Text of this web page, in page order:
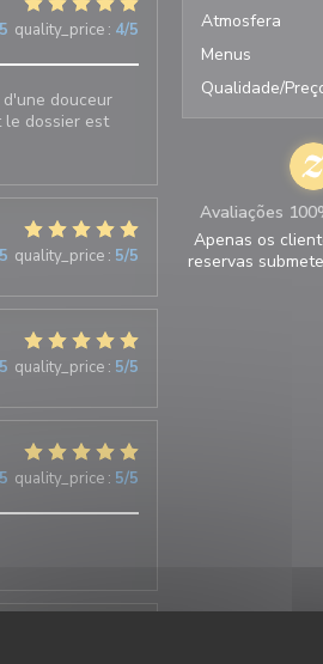
quality_price : 4/5
douceur
le dossier est
quality_price : 5/5
quality_price : 5/5
quality_price : 5/5
Atmosfera
Menus
Qualidade/
Avaliações
Apenas os
reservas